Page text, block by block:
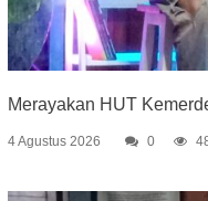
Merayakan HUT
4 Agustus 2026 0